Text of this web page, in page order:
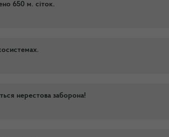
650 м. сіток.
нерестова заборона!